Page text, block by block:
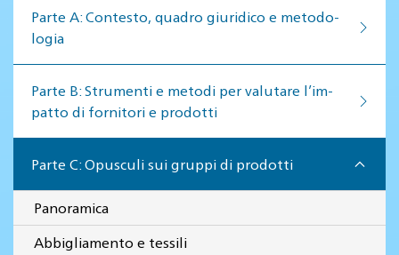
Par­te A: Con­te­sto, qua­dro giu­ri­di­co e me­to­do­
lo­gia
Par­te B: Stru­men­ti e me­to­di per va­lu­ta­re l’im­
pat­to di for­ni­to­ri e pro­dot­ti
Parte C: Opusculi sui gruppi di prodotti
Panoramica
Abbigliamento e tessili